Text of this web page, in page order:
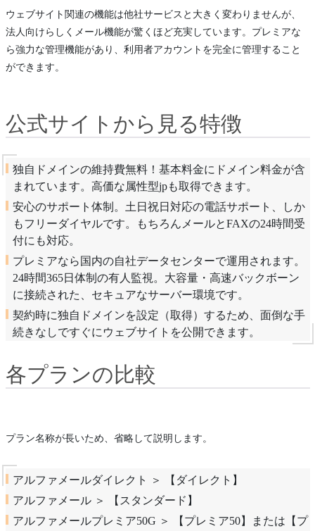
ウェブサイト関連の機能は他社サービスと大きく変わりませんが、
法人向けらしくメール機能が驚くほど充実しています。プレミアな
ら強力な管理機能があり、利用者アカウントを完全に管理すること
ができます。
公式サイトから見る特徴
独自ドメインの維持費無料！基本料金にドメイン料金が含
まれています。高価な属性型jpも取得できます。
安心のサポート体制。土日祝日対応の電話サポート、しか
もフリーダイヤルです。もちろんメールとFAXの24時間受
付にも対応。
プレミアなら国内の自社データセンターで運用されます。
24時間365日体制の有人監視。大容量・高速バックボーン
に接続された、セキュアなサーバー環境です。
契約時に独自ドメインを設定（取得）するため、面倒な手
続きなしですぐにウェブサイトを公開できます。
各プランの比較
プラン名称が長いため、省略して説明します。
アルファメールダイレクト ＞ 【ダイレクト】
アルファメール ＞ 【スタンダード】
アルファメールプレミア50G ＞ 【プレミア50】または【プ